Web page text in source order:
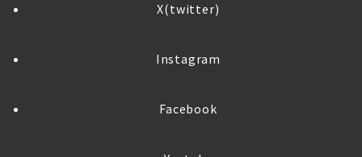
X(twitter)
Instagram
Facebook